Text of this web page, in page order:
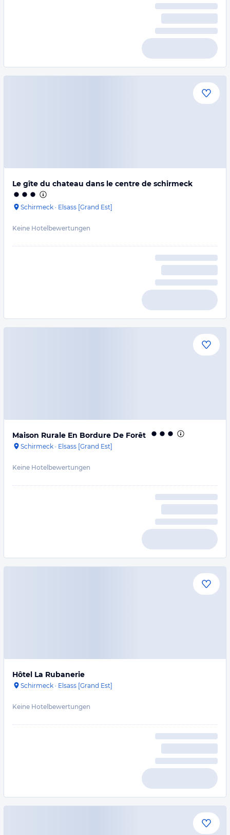
Le gîte du chateau dans le centre de schirmeck
Schirmeck · Elsass [Grand Est]
Keine Hotelbewertungen
Maison Rurale En Bordure De Forêt
Schirmeck · Elsass [Grand Est]
Keine Hotelbewertungen
Hôtel La Rubanerie
Schirmeck · Elsass [Grand Est]
Keine Hotelbewertungen